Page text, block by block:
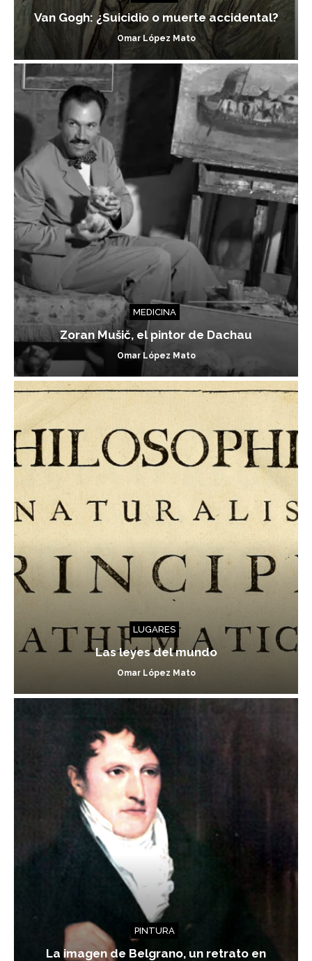
Van Gogh: ¿Suicidio o muerte accidental?
Omar López Mato
MEDICINA
Zoran Mušič, el pintor de Dachau
Omar López Mato
LUGARES
Las leyes del mundo
Omar López Mato
PINTURA
La imagen de Belgrano, un retrato en